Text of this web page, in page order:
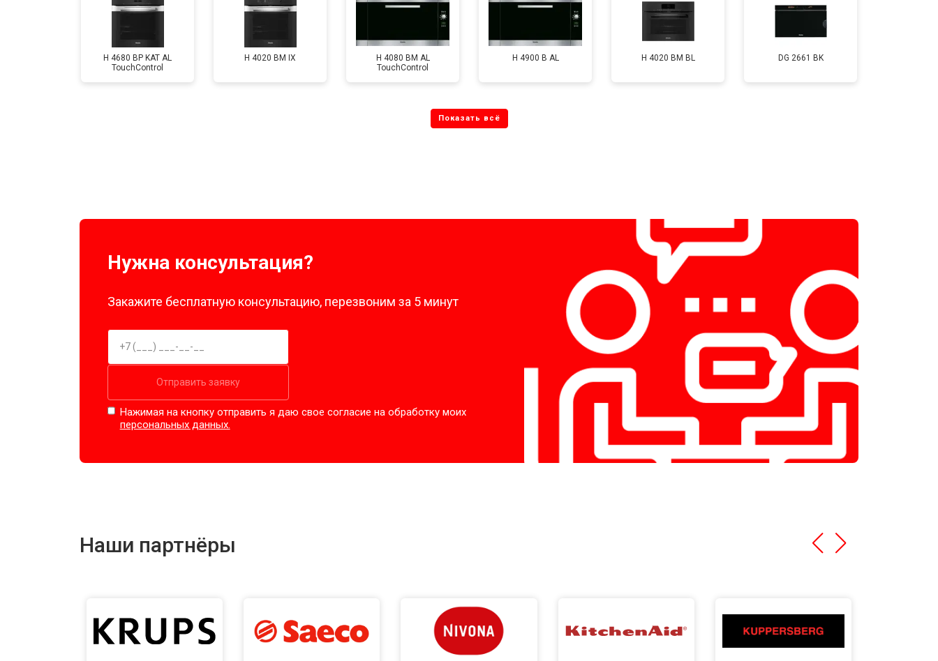
H 4680 BP KAT AL
TouchControl
H 4020 BM IX
H 4080 BM AL
TouchControl
H 4900 B AL H 4020 BM BL DG 2661 BK
Нужна консультация?
Закажите бесплатную консультацию, перезвоним за 5 минут
Отправить заявку
Нажимая на кнопку отправить я даю свое согласие на обработку моих
персональных данных.
Наши партнёры